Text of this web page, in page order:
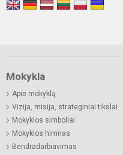
Mokykla
Apie mokyklą
Vizija, misija, strateginiai tikslai
Mokyklos simboliai
Mokyklos himnas
Bendradarbiavimas